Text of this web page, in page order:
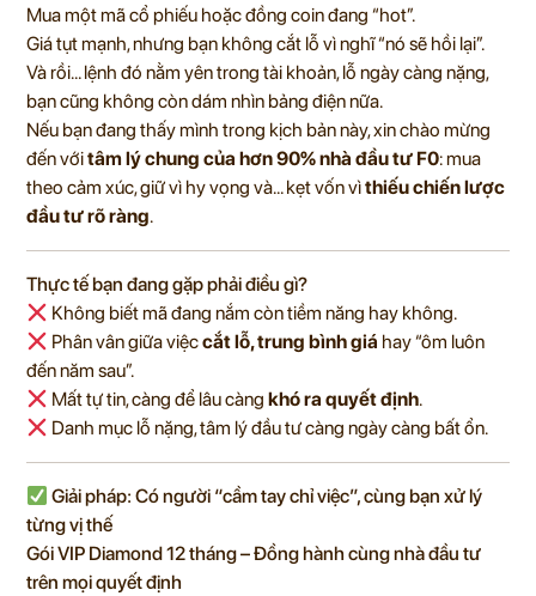
Mua một mã cổ phiếu hoặc đồng coin đang “hot”.
Giá tụt mạnh, nhưng bạn không cắt lỗ vì nghĩ “nó sẽ hồi lại”.
Và rồi… lệnh đó nằm yên trong tài khoản, lỗ ngày càng nặng,
bạn cũng không còn dám nhìn bảng điện nữa.
Nếu bạn đang thấy mình trong kịch bản này, xin chào mừng
đến vớitâm lý chung của hơn 90% nhà đầu tư F0: mua
theo cảm xúc, giữ vì hy vọng và… kẹt vốn vìthiếu chiến lược
đầu tư rõ ràng.
Thực tế bạn đang gặp phải điều gì?
Không biết mã đang nắm còn tiềm năng hay không.
Phân vân giữa việccắt lỗ, trung bình giá hay “ôm luôn
đến năm sau”.
Mất tự tin, càng để lâu càngkhó ra quyết định.
Danh mục lỗ nặng, tâm lý đầu tư càng ngày càng bất ổn.
Giải pháp: Có người “cầm tay chỉ việc”, cùng bạn xử lý
từng vị thế
Gói VIP Diamond 12 tháng – Đồng hành cùng nhà đầu tư
trên mọi quyết định